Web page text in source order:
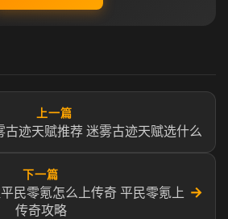
上一篇
迹天赋推荐 迷雾古迹天赋选什么
下一篇
民零氪怎么上传奇 平民零氪上
传奇攻略
→